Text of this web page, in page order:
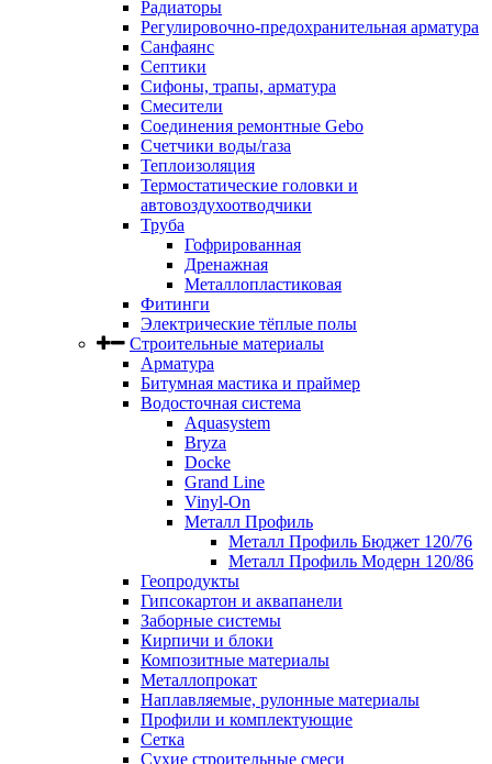
Радиаторы
Регулировочно-предохранительная арматура
Санфаянс
Септики
Сифоны, трапы, арматура
Смесители
Соединения ремонтные Gebo
Счетчики воды/газа
Теплоизоляция
Термостатические головки и
автовоздухоотводчики
Труба
Гофрированная
Дренажная
Металлопластиковая
Фитинги
Электрические тёплые полы
Строительные материалы
Арматура
Битумная мастика и праймер
Водосточная система
Aquasystem
Bryza
Docke
Grand Line
Vinyl-On
Металл Профиль
Металл Профиль Бюджет 120/76
Металл Профиль Модерн 120/86
Геопродукты
Гипсокартон и аквапанели
Заборные системы
Кирпичи и блоки
Композитные материалы
Металлопрокат
Наплавляемые, рулонные материалы
Профили и комплектующие
Сетка
Сухие строительные смеси